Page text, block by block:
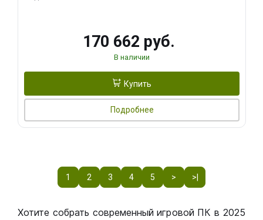
170 662 руб.
В наличии
Купить
Подробнее
1 2 3 4 5 > >|
Хотите собрать современный игровой ПК в 2025